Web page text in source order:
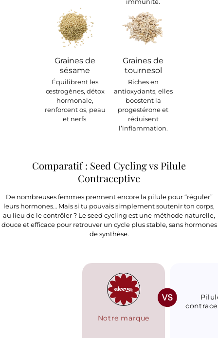
Graines de
sésame
Équilibrent les
œstrogènes, détox
hormonale,
renforcent os, peau
et nerfs.
Graines de
tournesol
Riches en
antioxydants, elles
boostent la
progestérone et
réduisent
l’inflammation.
Comparatif : Seed Cycling vs Pilule
Contraceptive
De nombreuses femmes prennent encore la pilule pour “réguler”
leurs hormones… Mais si tu pouvais simplement soutenir ton corps,
au lieu de le contrôler ? Le seed cycling est une méthode naturelle,
douce et efficace pour retrouver un cycle plus stable, sans hormones
de synthèse.
Notre marque